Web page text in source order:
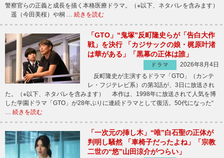
警察官らの正義と成長を描く本格医療ドラマ。（※以下、ネタバレを含みます）
遥（今田美桜）や桐 … 続きを読む
「GTO」“鬼塚”反町隆史らが「告白大作
戦」を決行 「カジサックの娘・梶原叶渚
は華がある」「黒幕の正体は誰」
ドラマ
2026年8月4日
反町隆史が主演するドラマ「GTO」（カンテ
レ・フジテレビ系）の第3話が、3日に放送され
た。（※以下、ネタバレを含みます） 本作は、1998年に放送されて人気を博
した学園ドラマ「GTO」が28年ぶりに連続ドラマとして復活。50代になった“
… 続きを読む
「一次元の挿し木」“唯”白石聖の正体が
判明し騒然 「車椅子だったよね」「宗教
二世の“悠”山田涼介がつらい」